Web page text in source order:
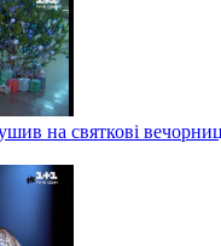
на святкові